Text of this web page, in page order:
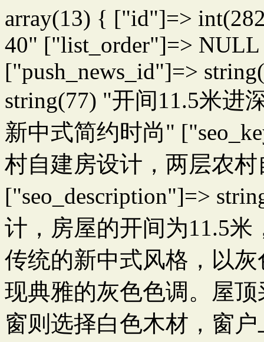
array(13) { ["id"]=>
40" ["list_order"]=>
["push_news_id"]=>
string(77) "开间11.5米进
新中式简约时尚"
村自建房设计，两层农
["seo_description"]=>
计，房屋的开间为11.5米
传统的新中式风格，以
现典雅的灰色色调。屋
窗则选择白色木材，窗